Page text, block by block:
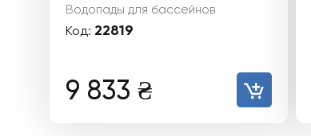
Водопады для бассейнов
Код: 22819
9 833 ₴